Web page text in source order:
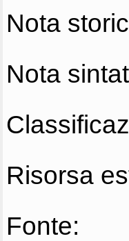
Nota
Nota
Risorsa
Fonte: